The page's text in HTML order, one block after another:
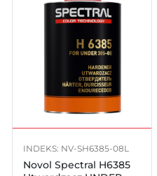
INDEKS: NV-SH6385-08L
Novol Spectral H6385